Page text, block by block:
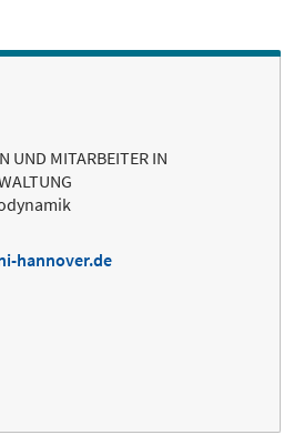
UND MITARBEITER IN
hannover.de